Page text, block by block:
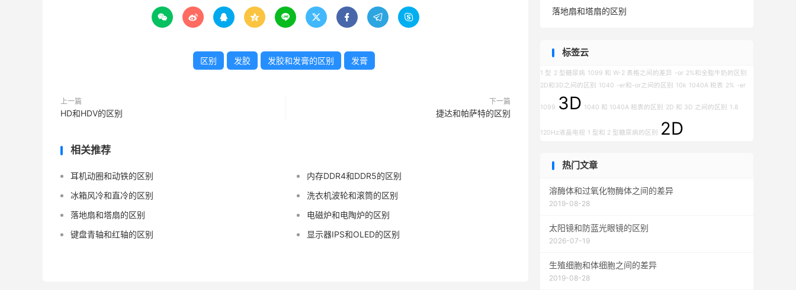
        
区别 发胶 发胶和发膏的区别 发膏
上一篇
HD和HDV的区别
下一篇
捷达和帕萨特的区别
相关推荐
耳机动圈和动铁的区别
内存DDR4和DDR5的区别
冰箱风冷和直冷的区别
洗衣机波轮和滚筒的区别
落地扇和塔扇的区别
电磁炉和电陶炉的区别
键盘青轴和红轴的区别
显示器IPS和OLED的区别
落地扇和塔扇的区别
标签云
1 型 2 型糖尿病 1099 和 W-2 表格之间的差异 -or 2%和全脂牛奶的区别
2D和3D之间的区别
1040 -er和-or之间的区别 10k 1040A 税表 2% -er
1099 3D 1040 和 1040A 税表的区别 2D 和 3D 之间的区别 1.8
120Hz液晶电视 1 型和 2 型糖尿病的区别 2D
热门文章
溶酶体和过氧化物酶体之间的差异
2019-08-28
太阳镜和防蓝光眼镜的区别
2026-07-19
生殖细胞和体细胞之间的差异
2019-08-28